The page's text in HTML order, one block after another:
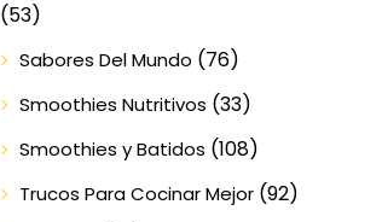
(53)
Sabores Del Mundo (76)
Smoothies Nutritivos (33)
Smoothies y Batidos (108)
Trucos Para Cocinar Mejor(92)